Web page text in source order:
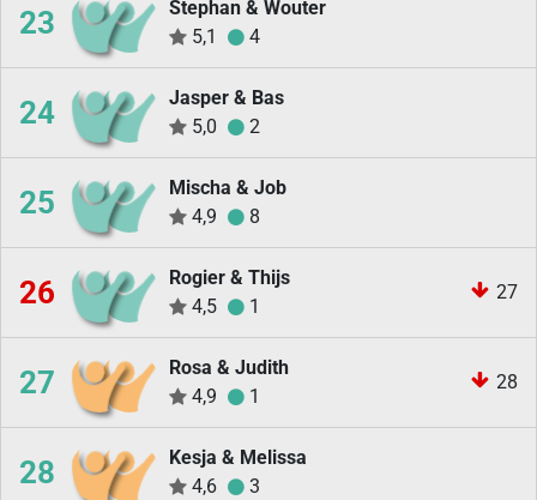
23
Stephan & Wouter
5,1
4
24
Jasper & Bas
5,0
2
25
Mischa & Job
4,9
8
26
Rogier & Thijs
4,5
1
27
27
Rosa & Judith
4,9
1
28
28
Kesja & Melissa
4,6
3